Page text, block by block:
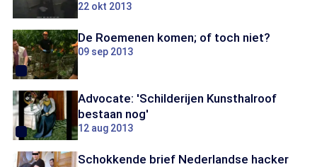
22 okt 2013
De Roemenen komen; of toch niet?
09 sep 2013
Advocate: 'Schilderijen Kunsthalroof
bestaan nog'
12 aug 2013
Schokkende brief Nederlandse hacker